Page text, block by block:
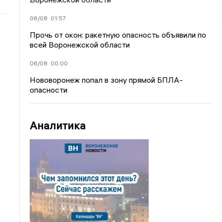
06/08 01:57
Прочь от окон: ракетную опасность объявили по
всей Воронежской области
06/08 00:00
Нововоронеж попал в зону прямой БПЛА-
опасности
Аналитика